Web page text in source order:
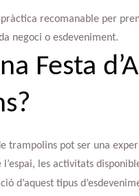
recomanable per
negoci o esdeveniment.
Festa
trampolins pot ser una
les activitats
d’aquest tipus